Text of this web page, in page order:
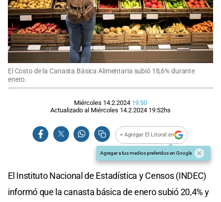
El Costo de la Canasta Básica Alimentaria subió 18,6% durante
enero.
Miércoles 14.2.2024 19:50
Actualizado al Miércoles 14.2.2024 19:52hs
+ Agregar El Litoral en
Agregar a tus medios preferidos en Google
El Instituto Nacional de Estadística y Censos (INDEC)
informó que la canasta básica de enero subió 20,4% y